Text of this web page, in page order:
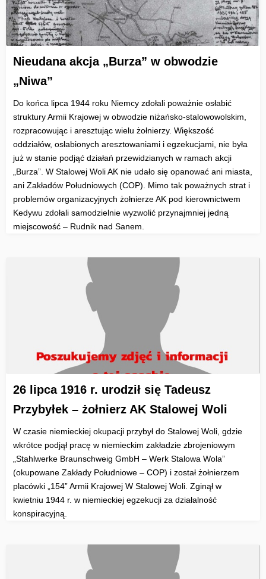
Nieudana akcja „Burza” w obwodzie
„Niwa”
Do końca lipca 1944 roku Niemcy zdołali poważnie osłabić
struktury Armii Krajowej w obwodzie niżańsko-stalowowolskim,
rozpracowując i aresztując wielu żołnierzy. Większość
oddziałów, osłabionych aresztowaniami i egzekucjami, nie była
już w stanie podjąć działań przewidzianych w ramach akcji
„Burza”. W Stalowej Woli AK nie udało się opanować ani miasta,
ani Zakładów Południowych (COP). Mimo tak poważnych strat i
problemów organizacyjnych żołnierze AK pod kierownictwem
Kedywu zdołali samodzielnie wyzwolić przynajmniej jedną
miejscowość – Rudnik nad Sanem.
26 lipca 1916 r. urodził się Tadeusz
Przybyłek – żołnierz AK Stalowej Woli
W czasie niemieckiej okupacji przybył do Stalowej Woli, gdzie
wkrótce podjął pracę w niemieckim zakładzie zbrojeniowym
„Stahlwerke Braunschweig GmbH – Werk Stalowa Wola”
(okupowane Zakłady Południowe – COP) i został żołnierzem
placówki „154” Armii Krajowej W Stalowej Woli. Zginął w
kwietniu 1944 r. w niemieckiej egzekucji za działalność
konspiracyjną.